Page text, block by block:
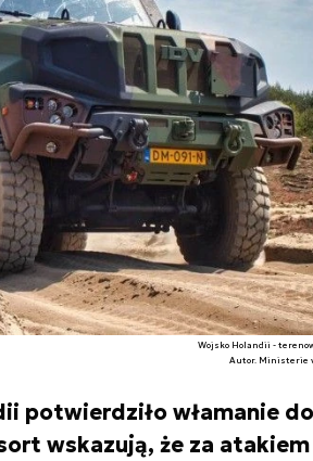
Wojsko Holandii -
Autor. Ministerie
potwierdziło włamanie
wskazują, że za